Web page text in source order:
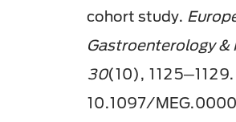
cohort study.
Gastroenterology &
30(10),
10.1097/